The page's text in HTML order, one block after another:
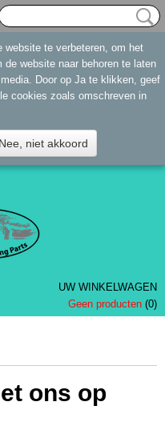
UW WINKELWAGEN
Geen producten (0)
ons op
te verbeteren, om het
website naar behoren te laten
Door op Ja te klikken, geef
cookies zoals omschreven in
Nee, niet akkoord